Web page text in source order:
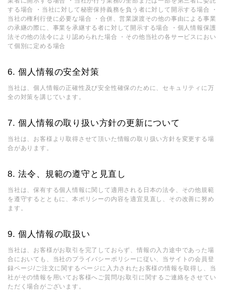
する場合 ・当社に対して秘密保持義務を負う者に対して開示する場合 ・
当社の権利行使に必要な場合 ・合併、営業譲渡その他の事由による事業
の承継の際に、事業を承継する者に対して開示する場合 ・個人情報保護
法その他の法令により認められた場合 ・その他当社の各サービスにおい
て個別に定める場合
個人情報の安全対策
当社は、個人情報の正確性及び安全性確保のために、セキュリティに万
全の対策を講じています。
個人情報の取り扱い方針の更新について
当社は、お客様より取得させて頂いた情報の取り扱い方針を変更する場
合があります。
法令、規範の遵守と見直し
当社は、保有する個人情報に関して適用される日本の法令、その他規範
を遵守するとともに、本ポリシーの内容を適宜見直し、その改善に努め
ます。
個人情報の取扱い
当社は、お客様がお取引を完了しておらず、情報の入力途中であった場
合においても、当社のプライバシーポリシーに従い、当サイトの会員登
録ページ/ご注文に関するページに入力されたお客様の情報を取得し、当
社がその情報を用いてお客様へご質問/お取引に関するご連絡をさせてい
ただく場合がございます。